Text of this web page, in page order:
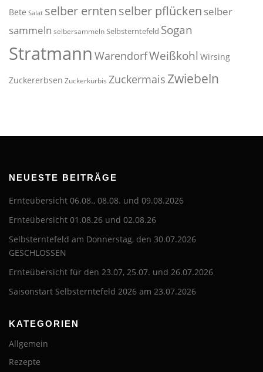
Bete Salat selber erntenselber pflücken selber
sammeln selbersammelnSelbsterntefeld Sogan
Stratmann WarendorfWeißkohl Wirsing
Zuckererbsen Zuckerkürbis Zuckermais Zwiebeln
NEUESTE BEITRÄGE
Ernteübersicht 06.08., 08.08. und 09.08.2026
Ernteübersicht 01.08.26 und 02.08.26
Selbsterntefeld am Donnerstag, den 30.07.2026
GESCHLOSSEN
Ernteübersicht für den 23.07, 25.07. und 26.07.2026
Saisonstart Selbsterntefeld 2026 am 23.07.2026
KATEGORIEN
Allgemein
Rezepte